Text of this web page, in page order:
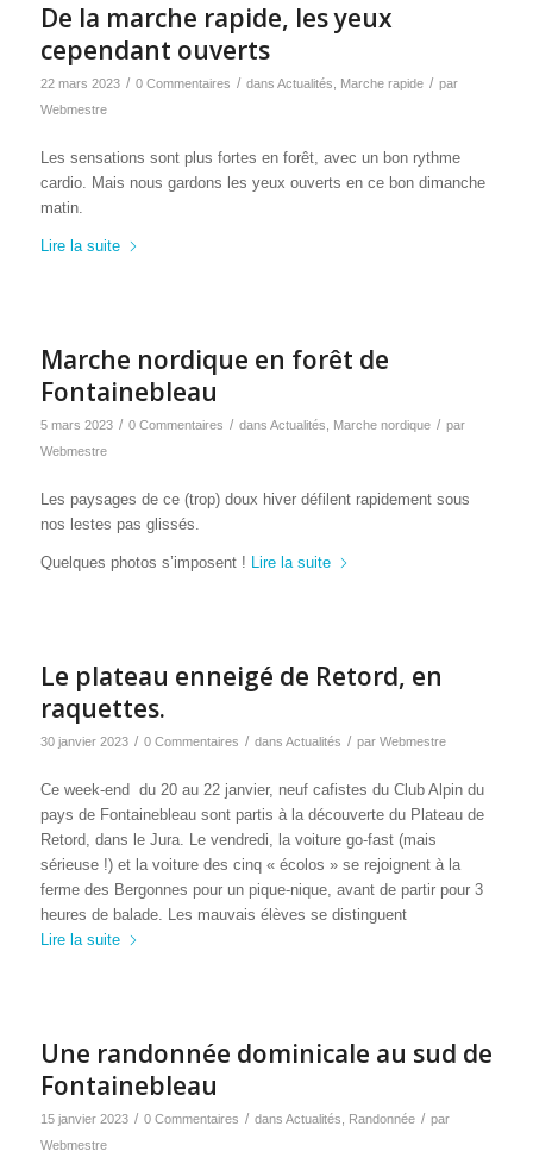
De la marche rapide, les yeux
cependant ouverts
22 mars 2023 / 0 Commentaires / dans Actualités Marche rapide / par
Webmestre
Les sensations sont plus fortes en forêt, avec un bon rythme
cardio. Mais nous gardons les yeux ouverts en ce bon dimanche
matin.
Lire la suite
Marche nordique en forêt de
Fontainebleau
5 mars 2023 / 0 Commentaires / dans Actualités Marche nordique / par
Webmestre
Les paysages de ce (trop) doux hiver défilent rapidement sous
nos lestes pas glissés.
Quelques photos s’imposent ! Lire la suite
Le plateau enneigé de Retord, en
raquettes.
30 janvier 2023 / 0 Commentaires / dans Actualités / par Webmestre
Ce week-end du 20 au 22 janvier, neuf cafistes du Club Alpin du
pays de Fontainebleau sont partis à la découverte du Plateau de
Retord, dans le Jura. Le vendredi, la voiture go-fast (mais
sérieuse !) et la voiture des cinq « écolos » se rejoignent à la
ferme des Bergonnes pour un pique-nique, avant de partir pour 3
heures de balade. Les mauvais élèves se distinguent
Lire la suite
Une randonnée dominicale au sud de
Fontainebleau
15 janvier 2023 / 0 Commentaires / dans Actualités, Randonnée / par
Webmestre